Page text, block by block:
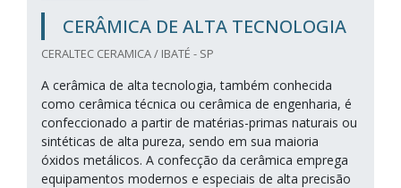
CERÂMICA DE ALTA TECNOLOGIA
CERALTEC CERAMICA / IBATÉ - SP
A cerâmica de alta tecnologia, também conhecida
como cerâmica técnica ou cerâmica de engenharia, é
confeccionado a partir de matérias-primas naturais ou
sintéticas de alta pureza, sendo em sua maioria
óxidos metálicos. A confecção da cerâmica emprega
equipamentos modernos e especiais de alta precisão